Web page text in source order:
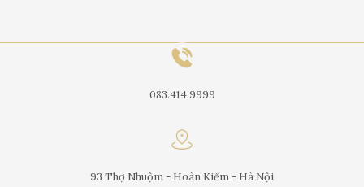
083.414.9999
93 Thợ Nhuộm - Hoàn Kiếm - Hà Nội